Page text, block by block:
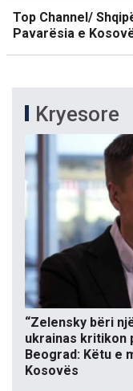
Top Channel/
Pavarësia e
Kryesore
“Zelensky bëri
ukrainas kritikon
Beograd: Këtu e
Kosovës